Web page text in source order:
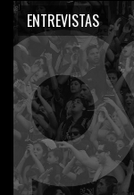
ENTREVISTAS